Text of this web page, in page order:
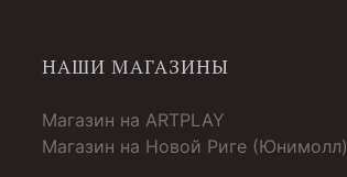
НАШИ МАГАЗИНЫ
Магазин на ARTPLAY
Магазин на Новой Риге (Юнимолл)